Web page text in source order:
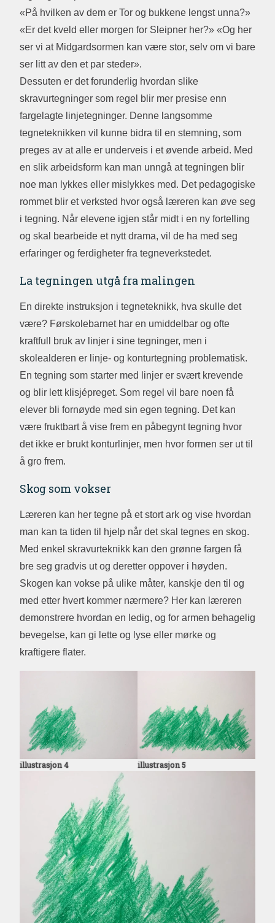
«På hvilken av dem er Tor og bukkene lengst unna?»
«Er det kveld eller morgen for Sleipner her?» «Og her
ser vi at Midgardsormen kan være stor, selv om vi bare
ser litt av den et par steder».
Dessuten er det forunderlig hvordan slike
skravurtegninger som regel blir mer presise enn
fargelagte linjetegninger. Denne langsomme
tegneteknikken vil kunne bidra til en stemning, som
preges av at alle er underveis i et øvende arbeid. Med
en slik arbeidsform kan man unngå at tegningen blir
noe man lykkes eller mislykkes med. Det pedagogiske
rommet blir et verksted hvor også læreren kan øve seg
i tegning. Når elevene igjen står midt i en ny fortelling
og skal bearbeide et nytt drama, vil de ha med seg
erfaringer og ferdigheter fra tegneverkstedet.
La tegningen utgå fra malingen
En direkte instruksjon i tegneteknikk, hva skulle det
være? Førskolebarnet har en umiddelbar og ofte
kraftfull bruk av linjer i sine tegninger, men i
skolealderen er linje- og konturtegning problematisk.
En tegning som starter med linjer er svært krevende
og blir lett klisjépreget. Som regel vil bare noen få
elever bli fornøyde med sin egen tegning. Det kan
være fruktbart å vise frem en påbegynt tegning hvor
det ikke er brukt konturlinjer, men hvor formen ser ut til
å gro frem.
Skog som vokser
Læreren kan her tegne på et stort ark og vise hvordan
man kan ta tiden til hjelp når det skal tegnes en skog.
Med enkel skravurteknikk kan den grønne fargen få
bre seg gradvis ut og deretter oppover i høyden.
Skogen kan vokse på ulike måter, kanskje den til og
med etter hvert kommer nærmere? Her kan læreren
demonstrere hvordan en ledig, og for armen behagelig
bevegelse, kan gi lette og lyse eller mørke og
kraftigere flater.
illustrasjon 4 illustrasjon 5